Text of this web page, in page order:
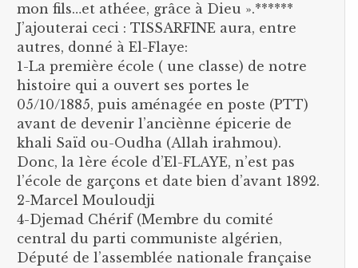
mon fils…et athéee, grâce à Dieu ».******
J’ajouterai ceci : TISSARFINE aura, entre
autres, donné à El-Flaye:
1-La première école ( une classe) de notre
histoire qui a ouvert ses portes le
05/10/1885, puis aménagée en poste (PTT)
avant de devenir l’anciènne épicerie de
khali Saïd ou-Oudha (Allah irahmou).
Donc, la 1ère école d’El-FLAYE, n’est pas
l’école de garçons et date bien d’avant 1892.
2-Marcel Mouloudji
4-Djemad Chérif (Membre du comité
central du parti communiste algérien,
Député de l’assemblée nationale française